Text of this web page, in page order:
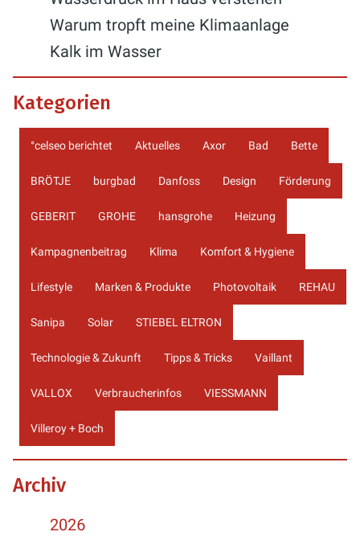
Warum tropft meine Klimaanlage
Kalk im Wasser
Kategorien
°celseo berichtet Aktuelles Axor Bad Bette
BRÖTJE burgbad Danfoss Design Förderung
GEBERIT GROHE hansgrohe Heizung
Kampagnenbeitrag Klima Komfort & Hygiene
Lifestyle Marken & Produkte Photovoltaik REHAU
Sanipa Solar STIEBEL ELTRON
Technologie & Zukunft Tipps & Tricks Vaillant
VALLOX Verbraucherinfos VIESSMANN
Villeroy + Boch
Archiv
2026